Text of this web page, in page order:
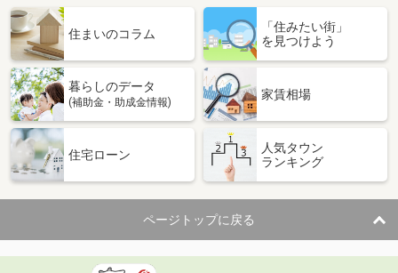
住まいのコラム
「住みたい街」
を見つけよう
暮らしのデータ
(補助金・助成金情報)
家賃相場
住宅ローン
人気タウン
ランキング
ページトップに戻る